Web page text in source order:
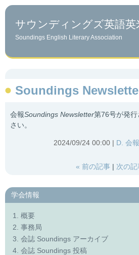
サウンディングズ英語英
Soundings English Literary Association
Soundings
会報Soundings Newsletter第76号が発
さい。
2024/09/24 00:00 D. 会
« 前の記事 次の記
学会情報
1. 概要
2. 事務局
3. 会誌 Soundings アーカイブ
4. 会誌 Soundings 投稿